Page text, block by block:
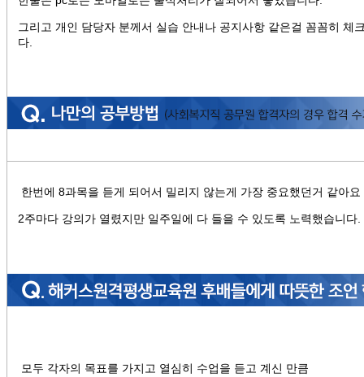
그리고 개인 담당자 분께서 실습 안내나 공지사항 같은걸 꼼꼼히 체
다.
한번에 8과목을 듣게 되어서 밀리지 않는게 가장 중요했던거 같아요
2주마다 강의가 열렸지만 일주일에 다 들을 수 있도록 노력했습니다.
모두 각자의 목표를 가지고 열심히 수업을 듣고 계신 만큼